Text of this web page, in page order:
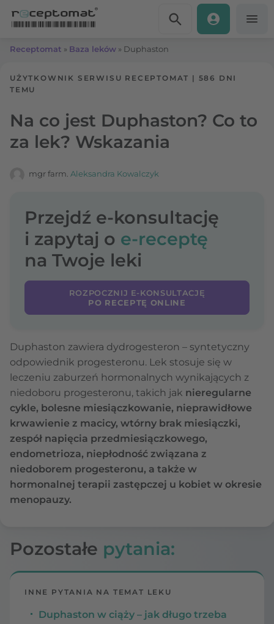
Receptomat » Baza leków » Duphaston
UŻYTKOWNIK SERWISU RECEPTOMAT | 586 DNI
TEMU
Na co jest Duphaston? Co to
za lek? Wskazania
mgr farm. Aleksandra Kowalczyk
Przejdź e-konsultację
i zapytaj o e-receptę
na Twoje leki
ROZPOCZNIJ E-KONSULTACJĘ
PO RECEPTĘ ONLINE
Duphaston zawiera dydrogesteron – syntetyczny
odpowiednik progesteronu. Lek stosuje się w
leczeniu zaburzeń hormonalnych wynikających z
niedoboru progesteronu, takich jak nieregularne
cykle, bolesne miesiączkowanie, nieprawidłowe
krwawienie z macicy, wtórny brak miesiączki,
zespół napięcia przedmiesiączkowego,
endometrioza, niepłodność związana z
niedoborem progesteronu, a także w
hormonalnej terapii zastępczej u kobiet w okresie
menopauzy.
Pozostałe pytania:
INNE PYTANIA NA TEMAT LEKU
Duphaston w ciąży – jak długo trzeba